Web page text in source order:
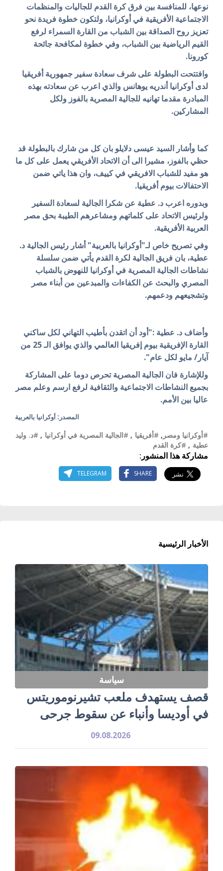
نوعها، للمنافسة بين فرق كرة القدم للجاليات والمنظمات
الاجتماعية الأفريقية في أوكرانيا، ولتكون خطوة فريدة نحو
تعزيز روح الصداقة بين الشباب من القارة السمراء لرفع
القيم الرياضية بين الشباب، وفي خطوة لمكافحة جائحة
كورونا.
وافتتحت البطولة على شرف سعادة سفير جمهورية أفريقيا
لدى أوكرانيا أندريه يوهانس والذي اعرب عن سعادته بهذه
المبادرة مقدما تهانيه للجالية المصرية بالفوز ولكل
المشاركين.
كما وأشار السيد عيسى دلايلو بان كل من شارك بالبطولة قد
حظي بالفوز، مشيرا الى أن الاتحاد الأفريقي يعمل على كل ما
هو مفيد للشباب الافريقي في كييف، وان هذا ياتي ضمن
الاحتفالات بيوم أفريقيا.
وبدوره اعرب د. عطية عن شكرا الجالية لسعادة السفير
ولرئيس الاتحاد على كلماتهم ومشاعرهم الطيبة بحق مصر
العربية الأفريقية.
وفي تصريح خاص لـ"أوكرانيا بالعربية" أشار رئيس الجالية د.
عطية، بان فريق الجالية لكرة القدم يأتي ضمن سلسلة
نشاطات الجالية المصرية في أوكرانيا للنهوض بالشباب
المصري والبحث عن الكفاءات والمبدعين من أبناء مصر
وتشجيعهم ودعمهم.
وأضاف د. عطية :"أود أن اتقدن بأطيب التهاني لكل ساكني
القارة الإفريقية بيوم إفريقيا العالمي والذي يوافق الـ 25 من
آيار/ مايو لكل عام".
وللإشارة فان الجالية المصرية تحرص دوما على المشاركة
بجميع النشاطات الاجتماعية والثقافية لرفع ارسم وعلم مصر
عاليا بين الأمم.
المصدر: أوكرانيا بالعربية
#أوكرانيا ومصر , #أفريقيا , #الجالية المصرية في أوكرانيا , #د. وليد
عطية , #كرة القدم
مشاركة هذا المنشور:
SHARE
TELEGRAM
الأخبار الرئيسية
سياسة
قصف يستهدف ملعب تشيرنوموريتس
في أوديسا وأنباء عن سقوط جرحى
09.08.2026